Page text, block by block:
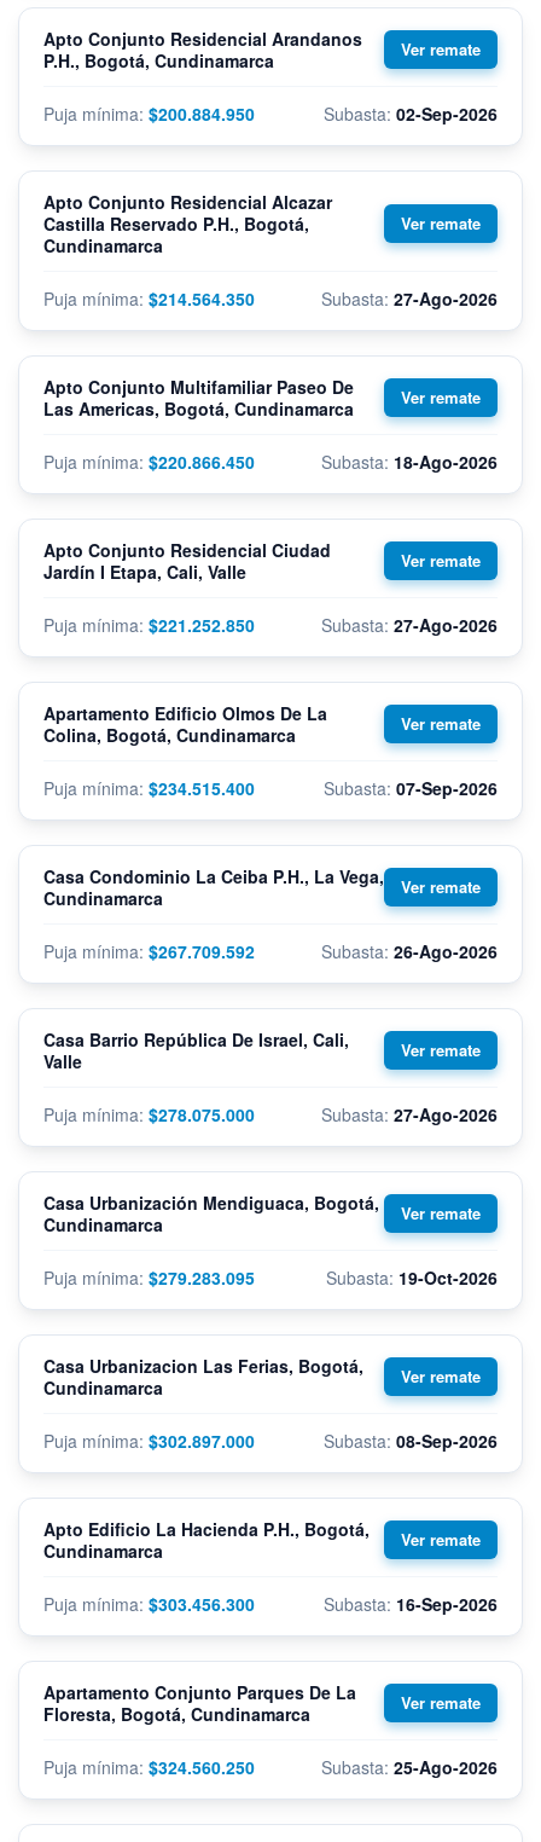
$200.884.950
Apto Conjunto Residencial Arandanos
P.H., Bogotá, Cundinamarca
02-Sep-2026
$214.564.350
Apto Conjunto Residencial Alcazar
Castilla Reservado P.H., Bogotá,
Cundinamarca
27-Ago-2026
$220.866.450
Apto Conjunto Multifamiliar Paseo De
Las Americas, Bogotá, Cundinamarca
18-Ago-2026
$221.252.850
Apto Conjunto Residencial Ciudad
Jardín I Etapa, Cali, Valle
27-Ago-2026
$234.515.400
Apartamento Edificio Olmos De La
Colina, Bogotá, Cundinamarca
07-Sep-2026
$267.709.592
Casa Condominio La Ceiba P.H., La Vega,
Cundinamarca
26-Ago-2026
$278.075.000
Casa Barrio República De Israel, Cali,
Valle
27-Ago-2026
$279.283.095
Casa Urbanización Mendiguaca, Bogotá,
Cundinamarca
19-Oct-2026
$302.897.000
Casa Urbanizacion Las Ferias, Bogotá,
Cundinamarca
08-Sep-2026
$303.456.300
Apto Edificio La Hacienda P.H., Bogotá,
Cundinamarca
16-Sep-2026
$324.560.250
Apartamento Conjunto Parques De La
Floresta, Bogotá, Cundinamarca
25-Ago-2026